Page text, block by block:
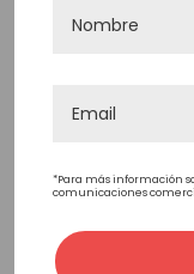
Peluca Médica A
Con Bandas De
Adele
*Para más información
comunicaciones